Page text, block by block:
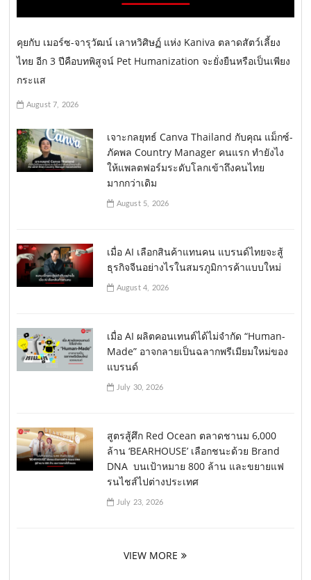
คุยกับ เมอร์ซ-จารุวัฒน์ เลาหวิศิษฏ์ แห่ง Kaniva ตลาดสัตว์เลี้ยง
ไทย อีก 3 ปีคือบทพิสูจน์ Pet Humanization จะยั่งยืนหรือเป็นเพียง
กระแส
August 7, 2026
เจาะกลยุทธ์ Canva Thailand กับคุณ แม็กซ์-
ภัคพล Country Manager คนแรก ทำยังไง
ให้แพลตฟอร์มระดับโลกเข้าถึงคนไทย
มากกว่าเดิม
August 5, 2026
เมื่อ AI เลือกสินค้าแทนคน แบรนด์ไทยจะสู้
ธุรกิจจีนอย่างไรในสมรภูมิการค้าแบบใหม่
August 4, 2026
เมื่อ AI ผลิตคอนเทนต์ได้ไม่จำกัด “Human-
Made” อาจกลายเป็นฉลากพรีเมียมใหม่ของ
แบรนด์
July 30, 2026
สูตรสู้ศึก Red Ocean ตลาดชานม 6,000
ล้าน ‘BEARHOUSE’ เลือกชนะด้วย Brand
DNA บนเป้าหมาย 800 ล้าน และขยายแฟ
รนไชส์ไปต่างประเทศ
July 23, 2026
VIEW MORE